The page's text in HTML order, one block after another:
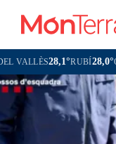
28,1°RUBÍ28,0°OLESA